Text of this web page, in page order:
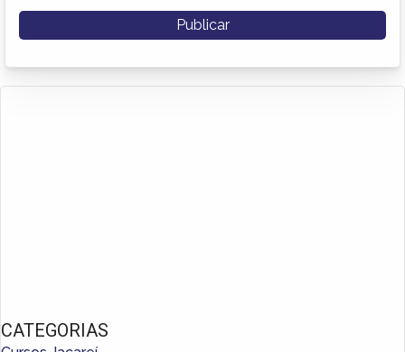
CATEGORIAS